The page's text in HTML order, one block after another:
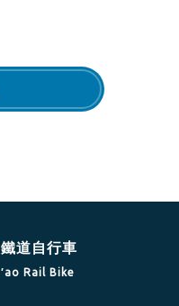
道自行車
Rail Bike